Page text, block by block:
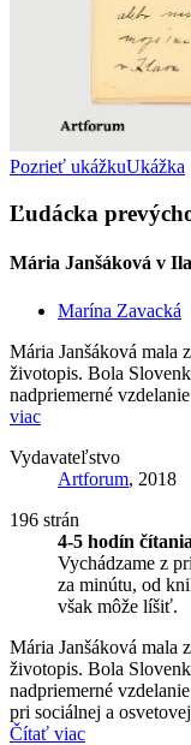
Pozrieť ukážkuUkážka
Ľudácka
Mária Janšáková v
Marína Zavacká
Mária Janšáková
životopis. Bola
nadpriemerné
viac
Vydavateľstvo
Artforum, 2018
196 strán
4-5 hodín čítania
Vychádzame z
za minútu, od
však môže líšiť.
Mária Janšáková
životopis. Bola
nadpriemerné
pri sociálnej a
Čítať viac